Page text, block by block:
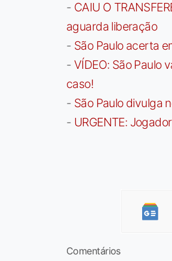
- CAIU O
aguarda liberação
- São Paulo acerta
- VÍDEO: São Paulo
caso!
- São Paulo divulga
- URGENTE:
Comentários